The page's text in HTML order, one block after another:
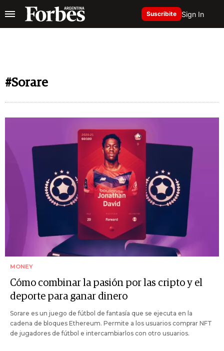
Suscribite Sign In
#Sorare
MONEY
Cómo combinar la pasión por las cripto y el
deporte para ganar dinero
Sorare es un juego de fútbol de fantasía que se ejecuta en la
cadena de bloques Ethereum. Permite a los usuarios comprar NFT
de jugadores de fútbol e intercambiarlos con otro usuarios.